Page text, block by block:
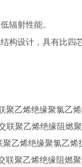
辐射性能。
构设计，具有比四
聚乙烯绝缘聚氯乙
联聚乙烯绝缘阻燃
聚乙烯绝缘聚氯乙烯
联聚乙烯绝缘阻燃